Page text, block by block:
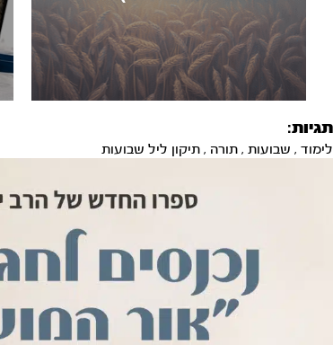
תגיות:
לימוד , שבועות , תורה , תיקון ליל שבועות